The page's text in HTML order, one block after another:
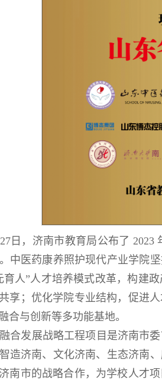
日，济南市教育局公布了
中医药康养照护现代产业学院
育人”人才培养模式改革，构建
享；优化学院专业结构，促进
合与创新等多功能基地。
合发展战略工程项目是济南市
造济南、文化济南、生态济南
南市的战略合作，为学校人才